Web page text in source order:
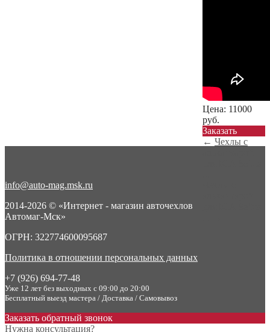
Цена: 11000
руб.
Заказать
← Чехлы с
info@auto-mag.msk.ru
2014-2026 © «Интернет - магазин авточехлов
Автомаг-Мск»
ОГРН: 322774600095687
Политика в отношении персональных данных
+7 (926) 694-77-48
Уже 12 лет без выходных с 09:00 до 20:00
Бесплатный выезд мастера / Доставка / Самовывоз
Заказать обратный звонок
Нужна консультация?